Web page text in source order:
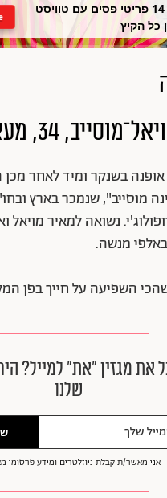
ישר ולעניין: 14 פריטי פסים עם טוויסט
כל הקיץ
34, מעצבת אופנה
בשנקר ומיד לאחר
מוסייב", שנמכר בארץ
נשואה למאיר מויאל
מנשה.
השפיעה על חייך בפן
את מגזין ״את״ למייל?
שלנו
אני מאשר/ת קבלת ניוזלטרים ומידע פרסומי